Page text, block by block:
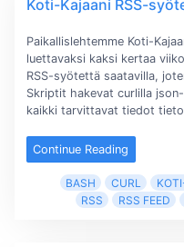
Koti-Kajaani RSS-
Paikallislehtemme Koti-
luettavaksi kaksi kertaa
RSS-syötettä saatavilla,
Skriptit hakevat curlilla
kaikki tarvittavat tiedot
Continue Reading
BASH CURL
RSS
RSS FEED